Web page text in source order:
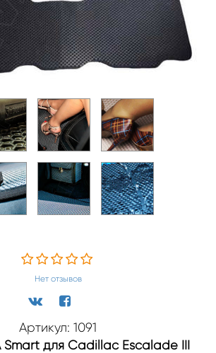
Нет отзывов
Артикул: 1091
Smart для Cadillac Escalade III